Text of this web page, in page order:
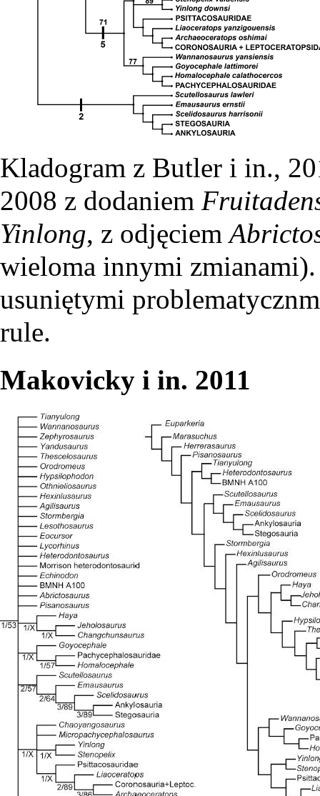
Kladogram z Butler i in.,
2008 z dodaniem
Yinlong, z odjęciem
wieloma innymi
usuniętymi
rule.
Makovicky i in. 2011